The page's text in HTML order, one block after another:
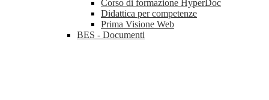
Corso di formazione HyperDoc
Didattica per competenze
Prima Visione Web
BES - Documenti